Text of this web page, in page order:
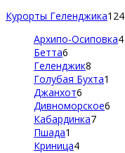
Курорты Геленджика124
Архипо-Осиповка4
Бетта6
Геленджик8
Голубая Бухта1
Джанхот6
Дивноморское6
Кабардинка7
Пшада1
Криница4